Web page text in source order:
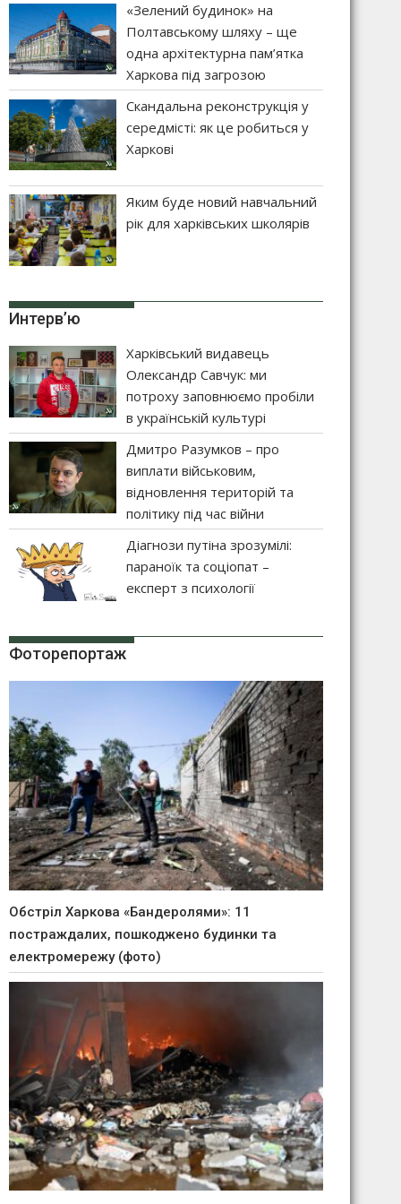
«Зелений будинок» на
Полтавському шляху – ще
одна архітектурна пам’ятка
Харкова під загрозою
Скандальна реконструкція у
середмісті: як це робиться у
Харкові
Яким буде новий навчальний
рік для харківських школярів
Интерв’ю
Харківський видавець
Олександр Савчук: ми
потроху заповнюємо пробіли
в українській культурі
Дмитро Разумков – про
виплати військовим,
відновлення територій та
політику під час війни
Діагнози путіна зрозумілі:
параноїк та соціопат –
експерт з психології
Фоторепортаж
Обстріл Харкова «Бандеролями»: 11
постраждалих, пошкоджено будинки та
електромережу (фото)